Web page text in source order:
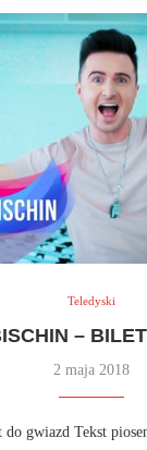
Teledyski
–
2 maja 2018
gwiazd Tekst